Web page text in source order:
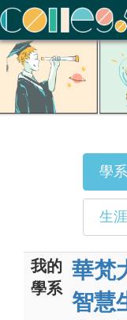
ColleGo! 大學選才與
學
生
我的
學系
華梵
智慧